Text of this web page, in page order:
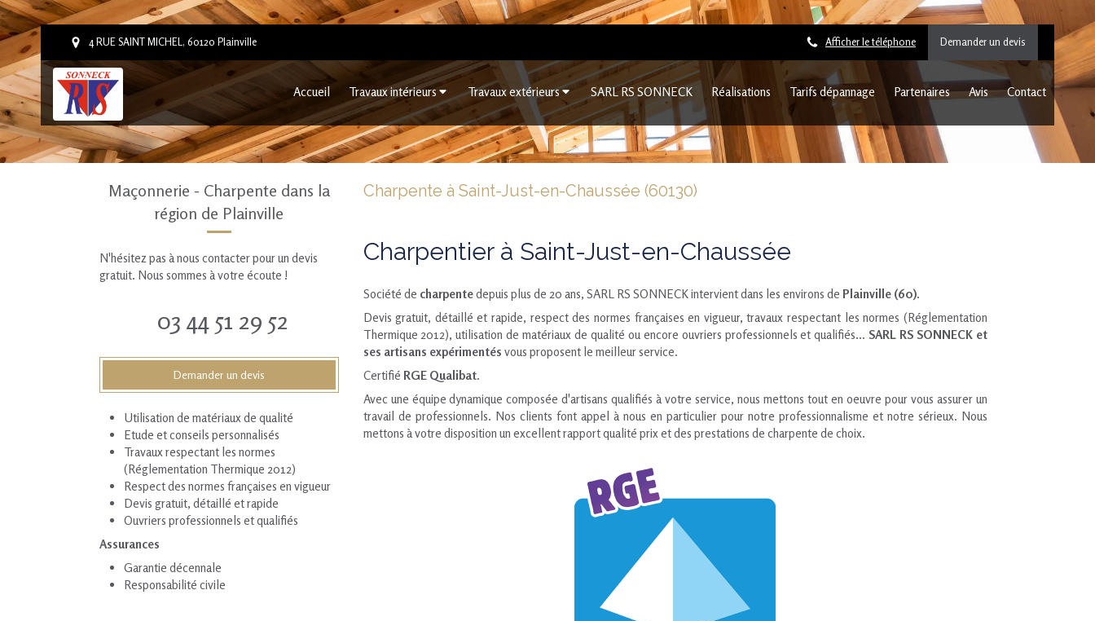
4 RUE SAINT MICHEL, 60120 Plainville Demander un devis
Afficher le téléphone
Accueil Travaux intérieurs Travaux extérieurs SARL RS SONNECK Réalisations Tarifs dépannage Partenaires Avis Contact
Charpente à Saint-Just-en-Chaussée (60130)
Charpentier à Saint-Just-en-Chaussée
Société de charpentedepuis plus de 20 ans, SARL RS SONNECK intervient dans les environs de Plainville (60).
Devis gratuit, détaillé et rapide, respect des normes françaises en vigueur, travaux respectant les normes (Réglementation
Thermique 2012), utilisation de matériaux de qualité ou encore ouvriers professionnels et qualifiés... SARL RS SONNECK et
ses artisans expérimentés vous proposent le meilleur service.
Certifié RGE Qualibat.
Avec une équipe dynamique composée d'artisans qualifiés à votre service, nous mettons tout en oeuvre pour vous assurer un
travail de professionnels. Nos clients font appel à nous en particulier pour notre professionnalisme et notre sérieux. Nous
mettons à votre disposition un excellent rapport qualité prix et des prestations de charpente de choix.
Maçonnerie - Charpente dans la
région de Plainville
N'hésitez pas à nous contacter pour un devis
gratuit. Nous sommes à votre écoute !
03 44 51 29 52
Demander un devis
Utilisation de matériaux de qualité
Etude et conseils personnalisés
Travaux respectant les normes
(Réglementation Thermique 2012)
Respect des normes françaises en vigueur
Devis gratuit, détaillé et rapide
Ouvriers professionnels et qualifiés
Assurances
Garantie décennale
Responsabilité civile